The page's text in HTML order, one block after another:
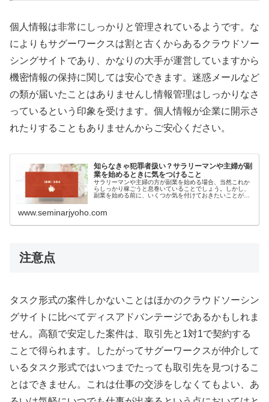
個人情報は非常にしっかりと管理されているようです。な
によりもサグーワークスは割と古くからあるクラウドソー
シングサイトであり、かなりの大手が運営していますから
機密情報の保持に関しては安心できます。迷惑メールなど
の類が届いたことはありませんし情報管理はしっかりなさ
っているという印象を受けます。個人情報が企業に開示さ
れたりすることもありませんからご安心ください。
知らなきゃ犯罪者扱い？サラリーマンや主婦が副
業を始めるときに気をつけること
サラリーマンや主婦の方が副業を始める場合、当然これか
らしっかり稼ごうと息巻いていることでしょう。しかし、
副業を始める前に、いくつか気を付けておきたいことがあ
ーマンや主婦にはなかなか身近でない「ルール」について
www.seminarjyoho.com
注意点
タスク形式の案件しかないことはほかのクラウドソーシン
グサイトに比べてディスアドバンテージであるかもしれま
せん。高額で安定した案件は、取引先と1対1で契約する
ことで得られます。したがってサグーワークスが仲介して
いるタスク形式ではいつまでたっても取引先を見つけるこ
とはできません。これは仕事の交渉をしなくてもよい、あ